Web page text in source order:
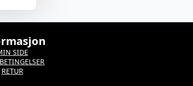
SIDE
RETUR